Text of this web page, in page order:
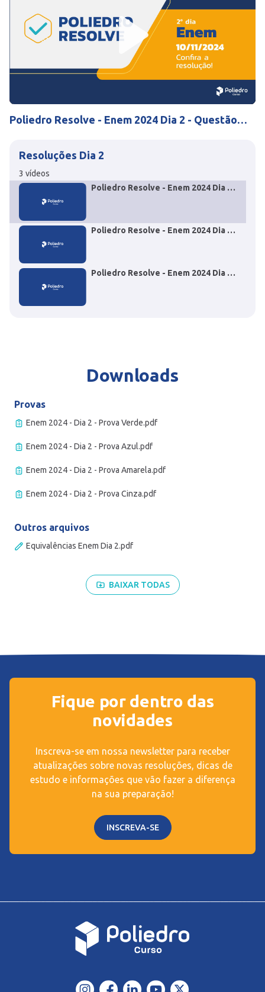
Mute Settings
Play
Poliedro Resolve - Enem 2024 Dia 2 - Questão
Resoluções Dia 2
3 vídeos
Poliedro Resolve - Enem 2024 Dia 2
Poliedro Resolve - Enem 2024 Dia 2
Poliedro Resolve - Enem 2024 Dia 2
Downloads
Provas
Enem 2024 - Dia 2 - Prova Verde.pdf
Enem 2024 - Dia 2 - Prova Azul.pdf
Enem 2024 - Dia 2 - Prova Amarela.pdf
Enem 2024 - Dia 2 - Prova Cinza.pdf
Outros arquivos
Equivalências Enem Dia 2.pdf
BAIXAR TODAS
Fique por dentro das
novidades
Inscreva-se em nossa newsletter para receber
atualizações sobre novas resoluções, dicas de
estudo e informações que vão fazer a diferença
na sua preparação!
INSCREVA-SE